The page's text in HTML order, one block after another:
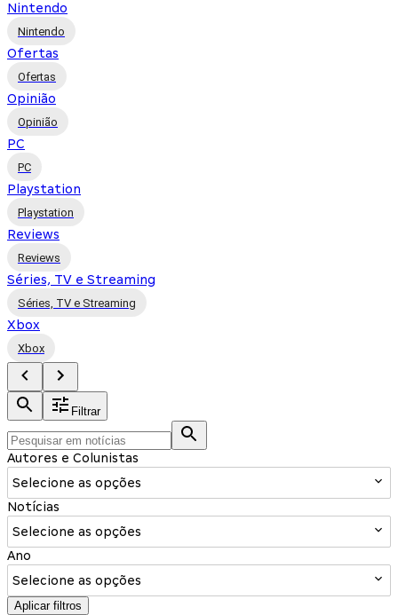
Nintendo
Nintendo
Ofertas
Ofertas
Opinião
Opinião
PC
PC
Playstation
Playstation
Reviews
Reviews
Séries, TV e Streaming
Séries, TV e Streaming
Xbox
Xbox
Filtrar
Autores e Colunistas
Selecione as opções
Notícias
Selecione as opções
Ano
Selecione as opções
Aplicar filtros